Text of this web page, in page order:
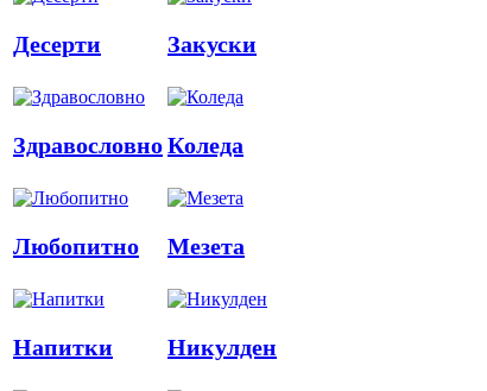
Десерти Закуски
ЗдравословноКоледа
Любопитно Мезета
Напитки Никулден